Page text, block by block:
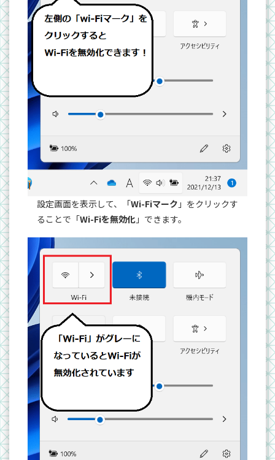
設定画面を表示して、「Wi-Fiマーク 」をクリックす
ることで「Wi-Fiを無効化 」できます。